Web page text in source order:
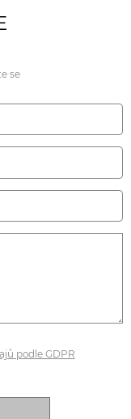
se
podle GDPR